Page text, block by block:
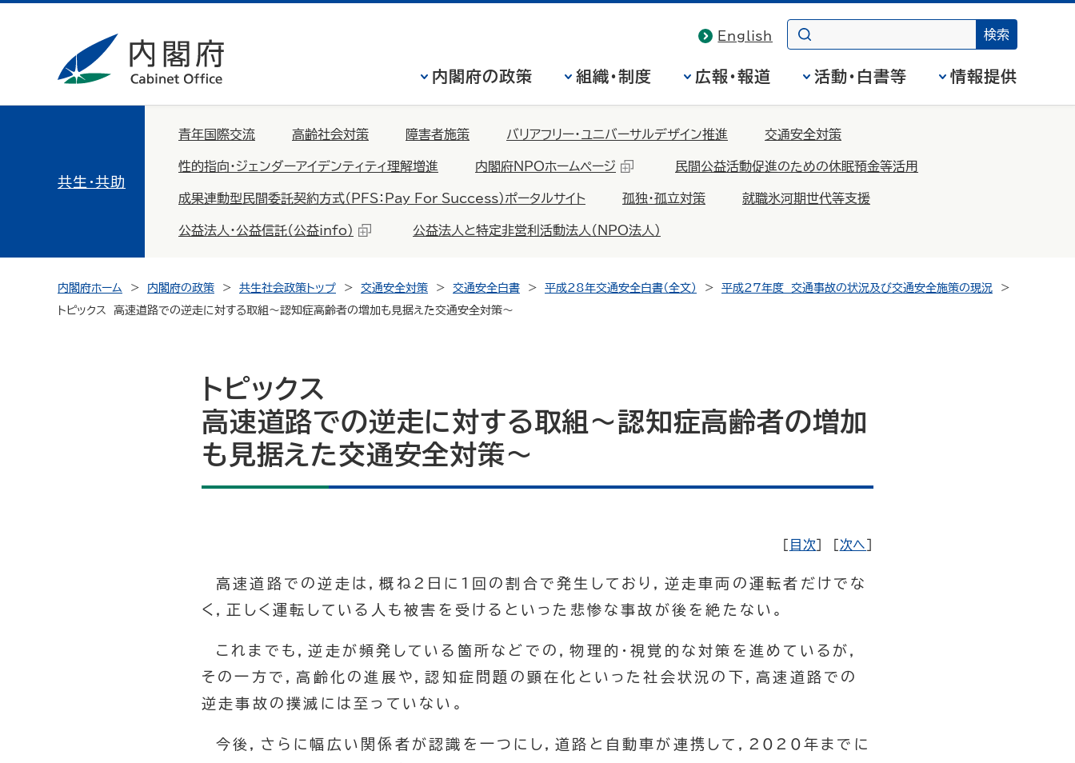
English
内閣府の政策 組織・制度 広報・報道 活動・白書等 情報提供
共生・共助
青年国際交流 高齢社会対策 障害者施策 バリアフリー・ユニバーサルデザイン推進 交通安全対策
性的指向・ジェンダーアイデンティティ理解増進 内閣府NPOホームページ 民間公益活動促進のための休眠預金等活用
成果連動型民間委託契約方式（PFS：Pay For Success）ポータルサイト 孤独・孤立対策 就職氷河期世代等支援
公益法人・公益信託（公益info） 公益法人と特定非営利活動法人（NPO法人）
内閣府ホーム 内閣府の政策 共生社会政策トップ 交通安全対策 交通安全白書 平成28年交通安全白書（全文）
平成27年度 交通事故の状況及び交通安全施策の現況
トピックス 高速道路での逆走に対する取組～認知症高齢者の増加も見据えた交通安全対策～
トピックス
高速道路での逆走に対する取組～認知症高齢者の増加
も見据えた交通安全対策～
目次 次へ
高速道路での逆走は，概ね2日に1回の割合で発生しており，逆走車両の運転者だけでな
く，正しく運転している人も被害を受けるといった悲惨な事故が後を絶たない。
これまでも，逆走が頻発している箇所などでの，物理的・視覚的な対策を進めているが，
その一方で，高齢化の進展や，認知症問題の顕在化といった社会状況の下，高速道路での
逆走事故の撲滅には至っていない。
今後，さらに幅広い関係者が認識を一つにし，道路と自動車が連携して，2020年までに